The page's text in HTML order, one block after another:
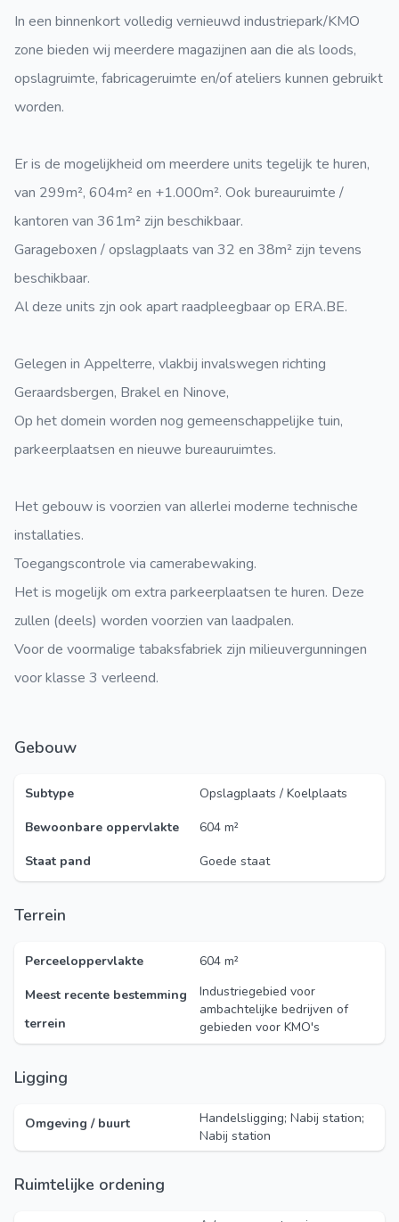
In een binnenkort volledig vernieuwd industriepark/KMO
zone bieden wij meerdere magazijnen aan die als loods,
opslagruimte, fabricageruimte en/of ateliers kunnen gebruikt
worden.
Er is de mogelijkheid om meerdere units tegelijk te huren,
van 299m², 604m² en +1.000m². Ook bureauruimte /
kantoren van 361m² zijn beschikbaar.
Garageboxen / opslagplaats van 32 en 38m² zijn tevens
beschikbaar.
Al deze units zjn ook apart raadpleegbaar op ERA.BE.
Gelegen in Appelterre, vlakbij invalswegen richting
Geraardsbergen, Brakel en Ninove,
Op het domein worden nog gemeenschappelijke tuin,
parkeerplaatsen en nieuwe bureauruimtes.
Het gebouw is voorzien van allerlei moderne technische
installaties.
Toegangscontrole via camerabewaking.
Het is mogelijk om extra parkeerplaatsen te huren. Deze
zullen (deels) worden voorzien van laadpalen.
Voor de voormalige tabaksfabriek zijn milieuvergunningen
voor klasse 3 verleend.
Gebouw
Subtype
Opslagplaats / Koelplaats
Bewoonbare oppervlakte
604 m²
Staat pand
Goede staat
Terrein
Perceeloppervlakte
604 m²
Meest recente bestemming
terrein
Industriegebied voor
ambachtelijke bedrijven of
gebieden voor KMO's
Ligging
Omgeving / buurt
Handelsligging; Nabij station;
Nabij station
Ruimtelijke ordening